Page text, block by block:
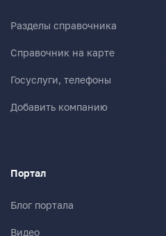
Разделы справочника
Справочник на карте
Госуслуги, телефоны
Добавить компанию
Портал
Блог портала
Видео